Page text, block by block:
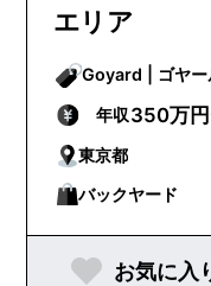
エリア
Goyard | ゴヤ
年収350万
東京都
バックヤード
お気に入